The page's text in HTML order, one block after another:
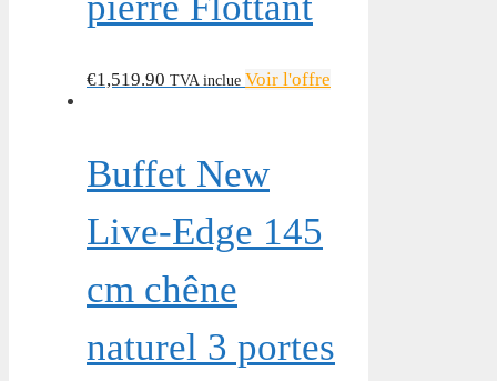
€1,519.90 TVA inclue Voir l'offre
Buffet New
Live-Edge 145
cm chêne
naturel 3 portes